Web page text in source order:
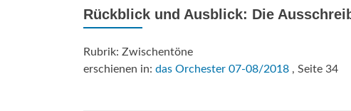
Rückblick und Ausblick: Die
Rubrik: Zwischentöne
erschienen in: das Orchester 07-08/2018 , Seite 34